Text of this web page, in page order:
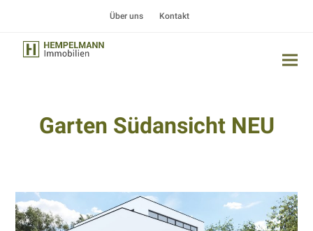
Über uns Kontakt
Garten Südansicht NEU